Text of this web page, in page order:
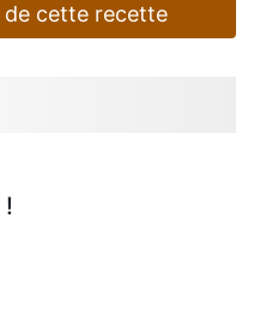
cette recette
!